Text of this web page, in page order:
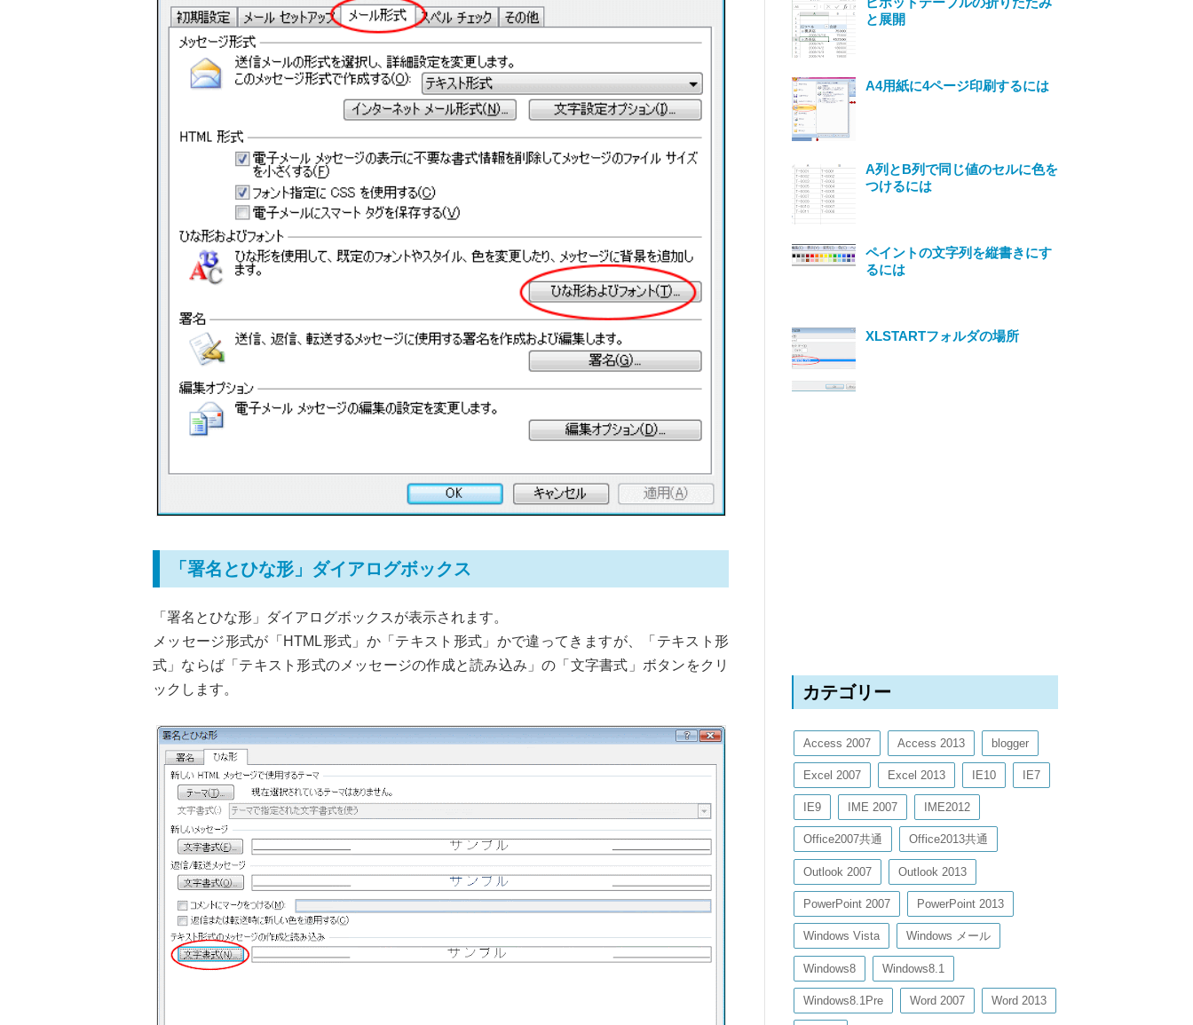
「署名とひな形」ダイアログボックス
「署名とひな形」ダイアログボックスが表示されます。
メッセージ形式が「HTML形式」か「テキスト形式」かで違ってきますが、「テキスト形
式」ならば「テキスト形式のメッセージの作成と読み込み」の「文字書式」ボタンをクリ
ックします。
と展開
A4用紙に4ページ印刷するには
A列とB列で同じ値のセルに色を
つけるには
ペイントの文字列を縦書きにす
るには
XLSTARTフォルダの場所
カテゴリー
Access 2007 Access 2013 blogger
Excel 2007 Excel 2013 IE10 IE7
IE9 IME 2007 IME2012
Office2007共通 Office2013共通
Outlook 2007 Outlook 2013
PowerPoint 2007 PowerPoint 2013
Windows Vista Windows メール
Windows8 Windows8.1
Windows8.1Pre Word 2007 Word 2013